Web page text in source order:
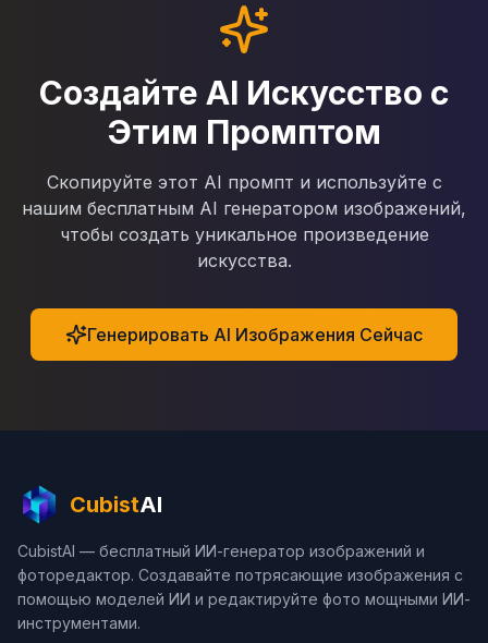
Создайте AI Искусство с
Этим Промптом
Скопируйте этот AI промпт и используйте с
нашим бесплатным AI генератором изображений,
чтобы создать уникальное произведение
искусства.
Генерировать AI Изображения Сейчас
CubistAI
CubistAI — бесплатный ИИ-генератор изображений и
фоторедактор. Создавайте потрясающие изображения с
помощью моделей ИИ и редактируйте фото мощными ИИ-
инструментами.